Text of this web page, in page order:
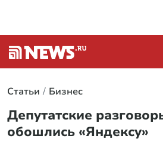
Статьи Бизнес
Депутатские
обошлись «Яндексу»